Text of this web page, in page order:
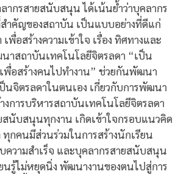
ากรสายสนับสนุน ได้เน้นย้ำว่าบุคลากร
ำคัญของสถาบัน เป็นแบบอย่างที่ดีแก่
พื่อสร้างความเข้าใจ เรื่อง ทิศทางและ
าสถาบันเทคโนโลยีจิตรลดา “เป็น
อสร้างคนไปทำงาน” ช่วยกันพัฒนา
นจิตรลดาในตนเอง เกี่ยวกับการพัฒนา
งการบริหารสถาบันเทคโนโลยีจิตรลดา
นับสนุนทุกงาน เกิดเข้าใจกรอบแนวคิด
กคนมีส่วนร่วมในการสร้างนักเรียน
วามสำเร็จ และบุคลากรสายสนับสนุน
นรู้ไม่หยุดนิ่ง พัฒนางานของตนไปสู่การ